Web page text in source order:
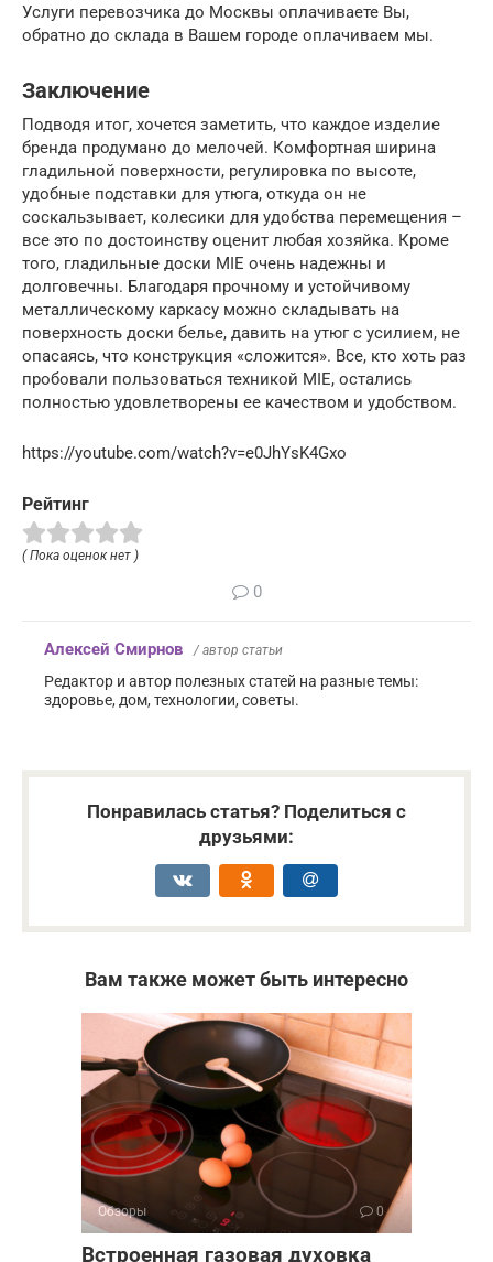
Услуги перевозчика до Москвы оплачиваете Вы,
обратно до склада в Вашем городе оплачиваем мы.
Заключение
Подводя итог, хочется заметить, что каждое изделие
бренда продумано до мелочей. Комфортная ширина
гладильной поверхности, регулировка по высоте,
удобные подставки для утюга, откуда он не
соскальзывает, колесики для удобства перемещения –
все это по достоинству оценит любая хозяйка. Кроме
того, гладильные доски MIE очень надежны и
долговечны. Благодаря прочному и устойчивому
металлическому каркасу можно складывать на
поверхность доски белье, давить на утюг с усилием, не
опасаясь, что конструкция «сложится». Все, кто хоть раз
пробовали пользоваться техникой MIE, остались
полностью удовлетворены ее качеством и удобством.
https://youtube.com/watch?v=e0JhYsK4Gxo
Рейтинг
( Пока оценок нет )
0
Алексей Смирнов / автор статьи
Редактор и автор полезных статей на разные темы:
здоровье, дом, технологии, советы.
Понравилась статья? Поделиться с
друзьями:
Вам также может быть интересно
Обзоры 0
Встроенная газовая духовка